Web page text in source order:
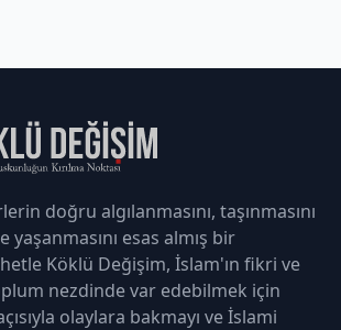
doğru algılanmasını, taşınmasını
yaşanmasını esas almış bir
Köklü Değişim, İslam'ın fikri ve
nezdinde var edebilmek için
olaylara bakmayı ve İslami